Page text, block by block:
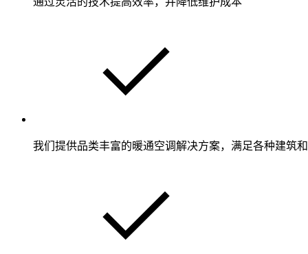
我们提供品类丰富的暖通空调解决方案，满足各种建筑